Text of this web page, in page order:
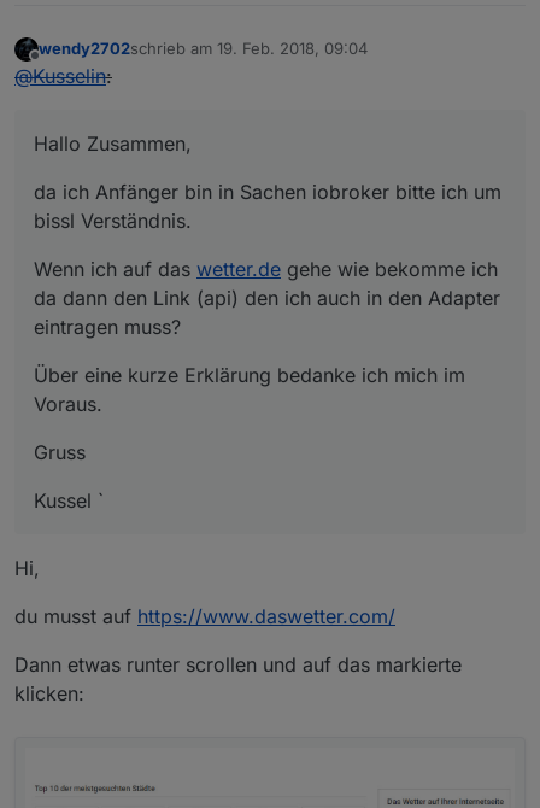
Offline
wendy2702schrieb am 19. Feb. 2018, 09:04
zuletzt editiert von
@Kusselin:
Hallo Zusammen,
da ich Anfänger bin in Sachen iobroker bitte ich um
bissl Verständnis.
Wenn ich auf das wetter.de gehe wie bekomme ich
da dann den Link (api) den ich auch in den Adapter
eintragen muss?
Über eine kurze Erklärung bedanke ich mich im
Voraus.
Gruss
Kussel `
Hi,
du musst auf https://www.daswetter.com/
Dann etwas runter scrollen und auf das markierte
klicken: